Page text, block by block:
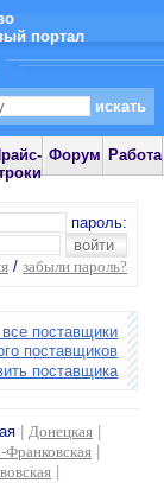
портал
Форум Работа
пароль:
/ забыли пароль?
все поставщики
поставщиков
поставщика
Донецкая
Франковская